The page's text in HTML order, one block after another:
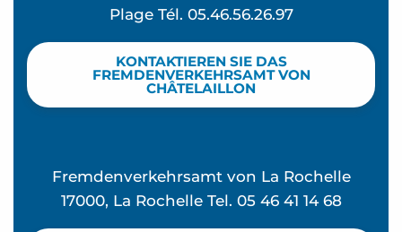
Plage Tél. 05.46.56.26.97
KONTAKTIEREN SIE DAS
FREMDENVERKEHRSAMT VON
CHÂTELAILLON
Fremdenverkehrsamt von La Rochelle
17000, La Rochelle Tel. 05 46 41 14 68